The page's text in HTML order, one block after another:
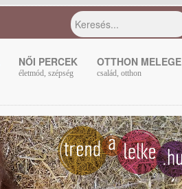
NŐI PERCEK
életmód, szépség
OTTHON MELEGE
család, otthon